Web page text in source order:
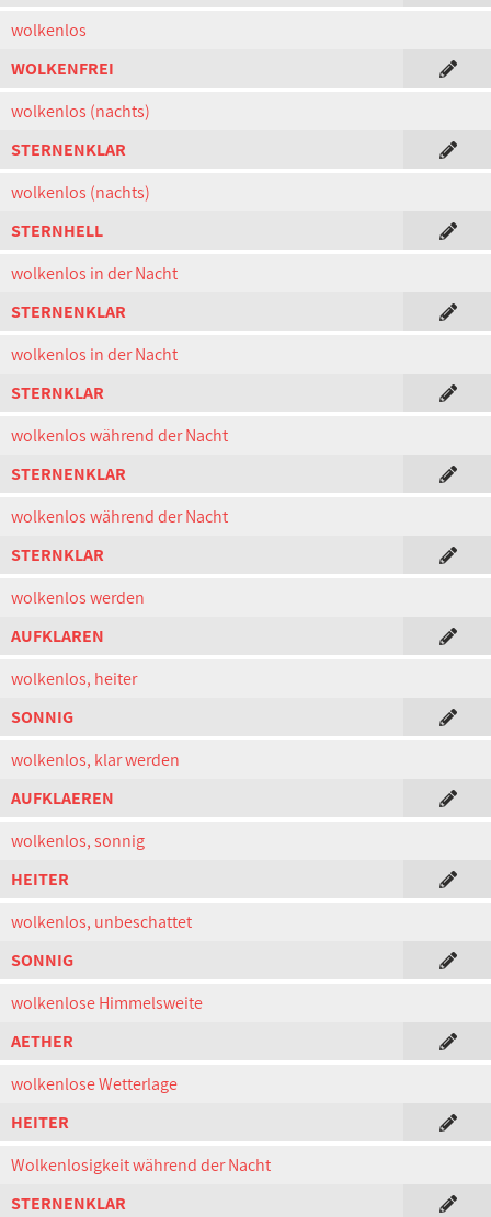
wolkenlos
WOLKENFREI
wolkenlos (nachts)
STERNENKLAR
wolkenlos (nachts)
STERNHELL
wolkenlos in der Nacht
STERNENKLAR
wolkenlos in der Nacht
STERNKLAR
wolkenlos während der Nacht
STERNENKLAR
wolkenlos während der Nacht
STERNKLAR
wolkenlos werden
AUFKLAREN
wolkenlos, heiter
SONNIG
wolkenlos, klar werden
AUFKLAEREN
wolkenlos, sonnig
HEITER
wolkenlos, unbeschattet
SONNIG
wolkenlose Himmelsweite
AETHER
wolkenlose Wetterlage
HEITER
Wolkenlosigkeit während der Nacht
STERNENKLAR